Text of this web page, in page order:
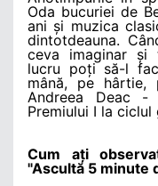
Oda bucuriei de
ani și muzica
dintotdeauna.
ceva imaginar și
lucru poți să-l
mână, pe
Andreea Deac -
Premiului I la ciclul
Cum ați
"Ascultă 5 minute